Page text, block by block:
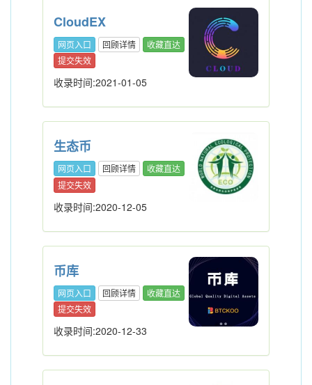
CloudEX
网页入口 回顾详情
收藏直达
提交失效
收录时间:2021-01-05
生态币
网页入口 回顾详情
收藏直达
提交失效
收录时间:2020-12-05
币库
网页入口 回顾详情
收藏直达
提交失效
收录时间:2020-12-33